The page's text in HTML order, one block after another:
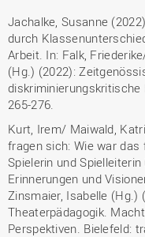
Jachalke, Susanne
durch
Arbeit. In: Falk,
(Hg.) (2022):
diskriminierungskritische
265-276.
Kurt, Irem/ Maiwald,
fragen sich: Wie war das
Spielerin und
Erinnerungen und
Zinsmaier, Isabelle (Hg.)
Theaterpädagogik.
Perspektiven. Bielefeld: